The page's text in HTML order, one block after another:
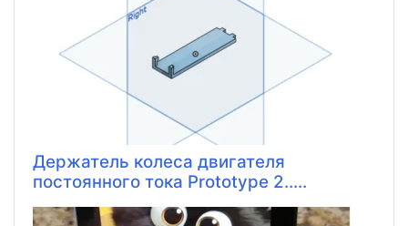
Держатель колеса двигателя
постоянного тока Prototype 2.....